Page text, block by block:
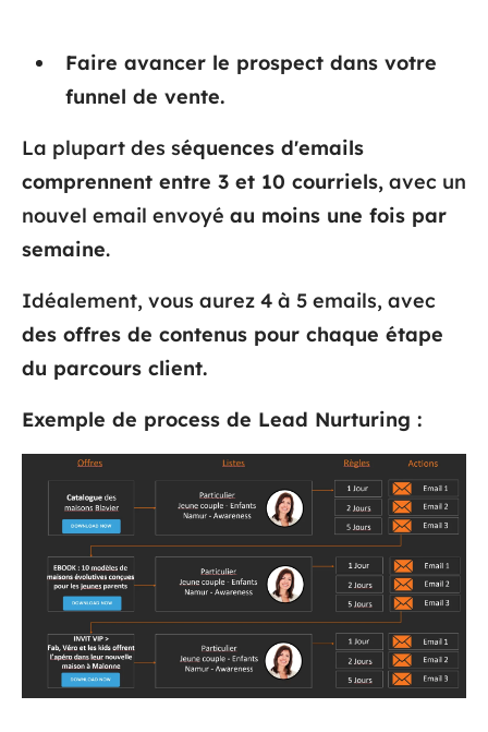
Faire avancer le prospect dans votre
funnel de vente.
La plupart des séquences d'emails
comprennent entre 3 et 10 courriels, avec un
nouvel email envoyé au moins une fois par
semaine.
Idéalement, vous aurez 4 à 5 emails, avec
des offres de contenus pour chaque étape
du parcours client.
Exemple de process de Lead Nurturing :